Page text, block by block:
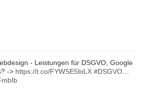
- Leistungen für DSGVO, Google
-> https://t.co/FYWSE5biLX #DSGVO